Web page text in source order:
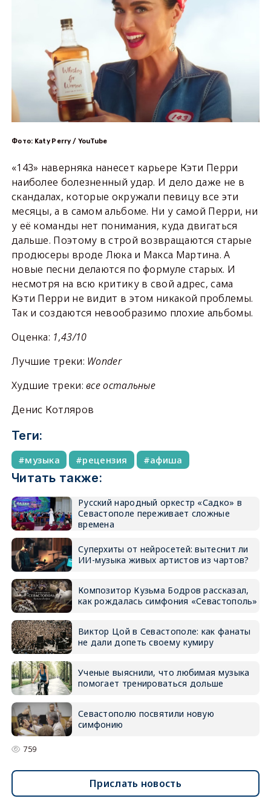
Фото: Katy Perry / YouTube
«143» наверняка нанесет карьере Кэти Перри
наиболее болезненный удар. И дело даже не в
скандалах, которые окружали певицу все эти
месяцы, а в самом альбоме. Ни у самой Перри, ни
у её команды нет понимания, куда двигаться
дальше. Поэтому в строй возвращаются старые
продюсеры вроде Люка и Макса Мартина. А
новые песни делаются по формуле старых. И
несмотря на всю критику в свой адрес, сама
Кэти Перри не видит в этом никакой проблемы.
Так и создаются невообразимо плохие альбомы.
Оценка: 1,43/10
Лучшие треки: Wonder
Худшие треки:все остальные
Денис Котляров
Теги:
музыка рецензия афиша
Читать также:
Русский народный оркестр «Садко» в
Севастополе переживает сложные
времена
Суперхиты от нейросетей: вытеснит ли
ИИ-музыка живых артистов из чартов?
Композитор Кузьма Бодров рассказал,
как рождалась симфония «Севастополь»
Виктор Цой в Севастополе: как фанаты
не дали допеть своему кумиру
Ученые выяснили, что любимая музыка
помогает тренироваться дольше
Севастополю посвятили новую
симфонию
759
Прислать новость